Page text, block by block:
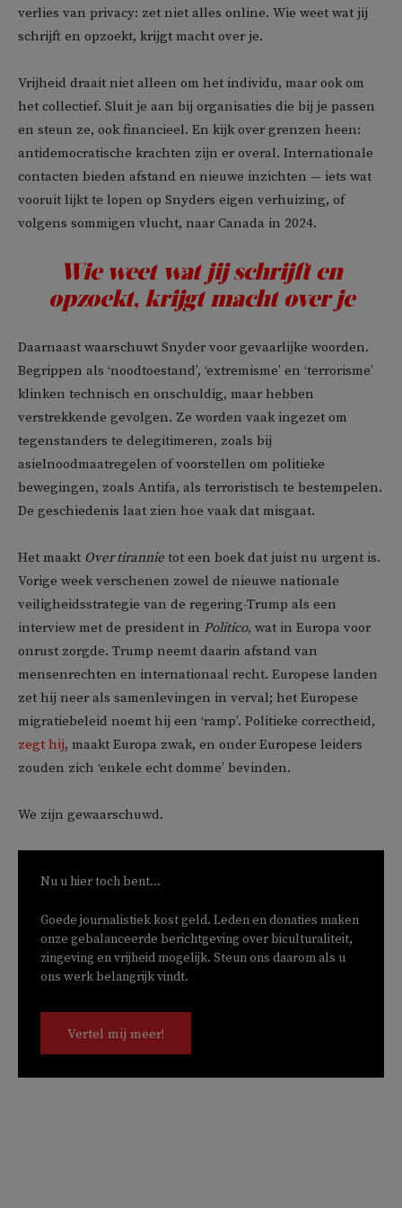
verlies van privacy: zet niet alles online. Wie weet wat jij
schrijft en opzoekt, krijgt macht over je.
Vrijheid draait niet alleen om het individu, maar ook om
het collectief. Sluit je aan bij organisaties die bij je passen
en steun ze, ook financieel. En kijk over grenzen heen:
antidemocratische krachten zijn er overal. Internationale
contacten bieden afstand en nieuwe inzichten — iets wat
vooruit lijkt te lopen op Snyders eigen verhuizing, of
volgens sommigen vlucht, naar Canada in 2024.
Wie weet wat jij schrijft en
opzoekt, krijgt macht over je
Daarnaast waarschuwt Snyder voor gevaarlijke woorden.
Begrippen als ‘noodtoestand’, ‘extremisme’ en ‘terrorisme’
klinken technisch en onschuldig, maar hebben
verstrekkende gevolgen. Ze worden vaak ingezet om
tegenstanders te delegitimeren, zoals bij
asielnoodmaatregelen of voorstellen om politieke
bewegingen, zoals Antifa, als terroristisch te bestempelen.
De geschiedenis laat zien hoe vaak dat misgaat.
Het maakt Over tirannie tot een boek dat juist nu urgent is.
Vorige week verschenen zowel de nieuwe nationale
veiligheidsstrategie van de regering-Trump als een
interview met de president in Politico, wat in Europa voor
onrust zorgde. Trump neemt daarin afstand van
mensenrechten en internationaal recht. Europese landen
zet hij neer als samenlevingen in verval; het Europese
migratiebeleid noemt hij een ‘ramp’. Politieke correctheid,
zegt hij, maakt Europa zwak, en onder Europese leiders
zouden zich ‘enkele echt domme’ bevinden.
We zijn gewaarschuwd.
Nu u hier toch bent...
Goede journalistiek kost geld. Leden en donaties maken
onze gebalanceerde berichtgeving over biculturaliteit,
zingeving en vrijheid mogelijk. Steun ons daarom als u
ons werk belangrijk vindt.
Vertel mij meer!